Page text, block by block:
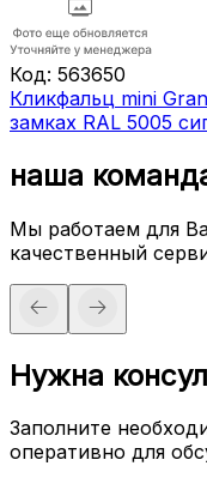
Код: 563650
Кликфальц mini
замках RAL 5005
наша
Мы работаем для
качественный
Нужна
Заполните
оперативно для